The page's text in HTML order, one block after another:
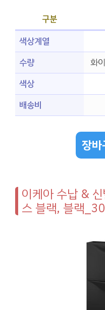
구분
색상계열
수량
화
색상
배송비
장바
이케아 수납 &
스 블랙, 블랙